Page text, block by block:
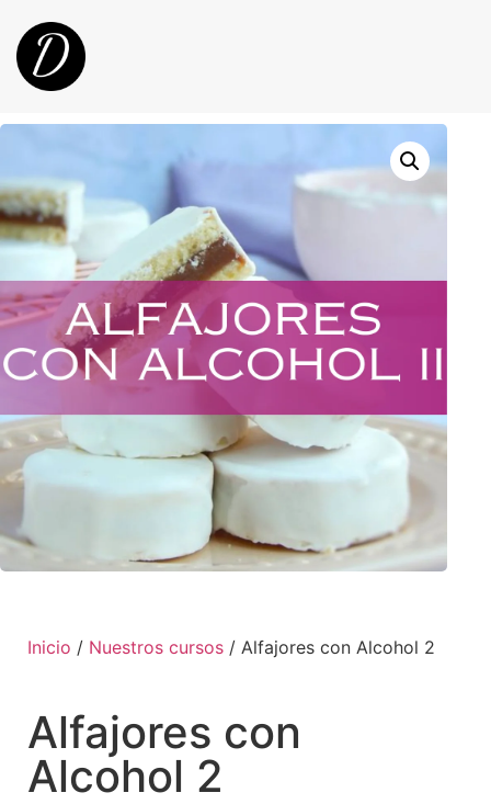
Inicio / Nuestros cursos / Alfajores con Alcohol 2
Alfajores con
Alcohol 2